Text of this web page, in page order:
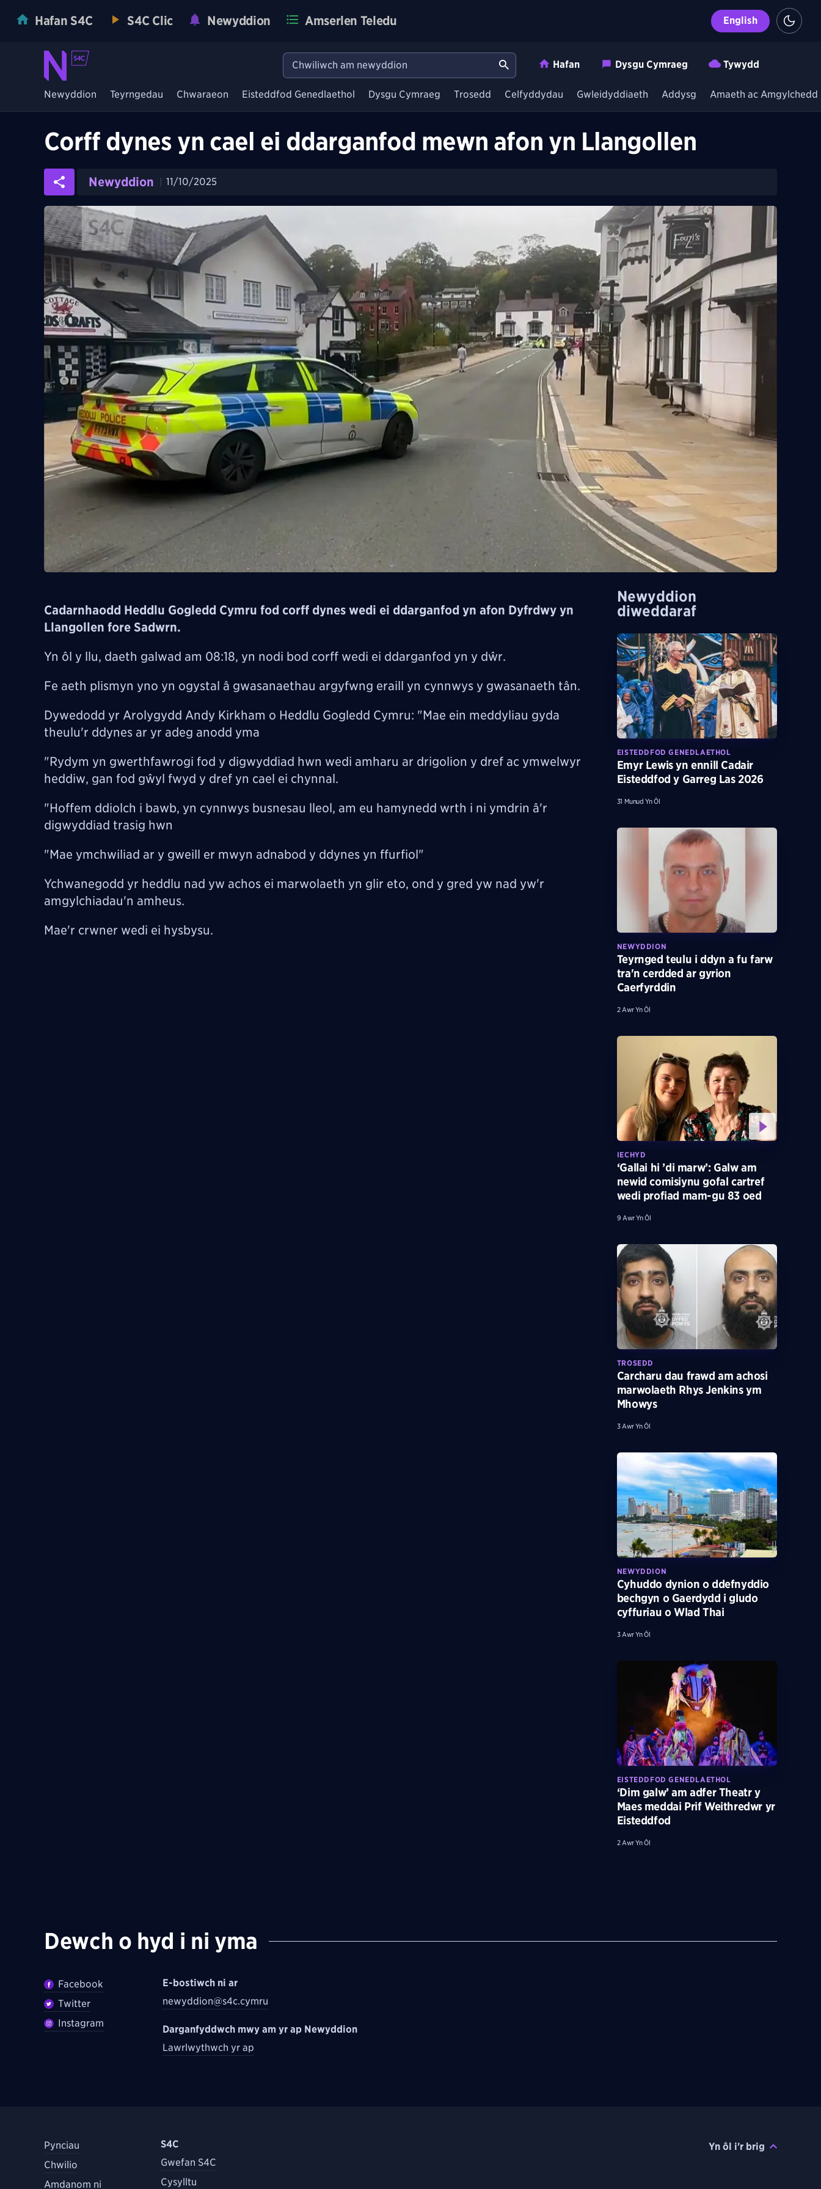
Hafan S4C S4C Clic Newyddion Amserlen Teledu English
Hafan Dysgu Cymraeg Tywydd
Newyddion Teyrngedau Chwaraeon Eisteddfod Genedlaethol Dysgu Cymraeg Trosedd Celfyddydau Gwleidyddiaeth Addysg Amaeth ac Amgylchedd
Corff dynes yn cael ei ddarganfod mewn afon yn Llangollen
Newyddion 11/10/2025
Cadarnhaodd Heddlu Gogledd Cymru fod corff dynes wedi ei ddarganfod yn afon Dyfrdwy yn
Llangollen fore Sadwrn.
Yn ôl y llu, daeth galwad am 08:18, yn nodi bod corff wedi ei ddarganfod yn y dŵr.
Fe aeth plismyn yno yn ogystal â gwasanaethau argyfwng eraill yn cynnwys y gwasanaeth tân.
Dywedodd yr Arolygydd Andy Kirkham o Heddlu Gogledd Cymru: "Mae ein meddyliau gyda
theulu'r ddynes ar yr adeg anodd yma
"Rydym yn gwerthfawrogi fod y digwyddiad hwn wedi amharu ar drigolion y dref ac ymwelwyr
heddiw, gan fod gŵyl fwyd y dref yn cael ei chynnal.
"Hoffem ddiolch i bawb, yn cynnwys busnesau lleol, am eu hamynedd wrth i ni ymdrin â'r
digwyddiad trasig hwn
"Mae ymchwiliad ar y gweill er mwyn adnabod y ddynes yn ffurfiol"
Ychwanegodd yr heddlu nad yw achos ei marwolaeth yn glir eto, ond y gred yw nad yw'r
amgylchiadau'n amheus.
Mae'r crwner wedi ei hysbysu.
Newyddion
diweddaraf
EISTEDDFOD GENEDLAETHOL
Emyr Lewis yn ennill Cadair
Eisteddfod y Garreg Las 2026
31 Munud Yn Ôl
NEWYDDION
Teyrnged teulu i ddyn a fu farw
tra'n cerdded ar gyrion
Caerfyrddin
2 Awr Yn Ôl
IECHYD
‘Gallai hi ’di marw’: Galw am
newid comisiynu gofal cartref
wedi profiad mam-gu 83 oed
9 Awr Yn Ôl
TROSEDD
Carcharu dau frawd am achosi
marwolaeth Rhys Jenkins ym
Mhowys
3 Awr Yn Ôl
NEWYDDION
Cyhuddo dynion o ddefnyddio
bechgyn o Gaerdydd i gludo
cyffuriau o Wlad Thai
3 Awr Yn Ôl
EISTEDDFOD GENEDLAETHOL
‘Dim galw’ am adfer Theatr y
Maes meddai Prif Weithredwr yr
Eisteddfod
2 Awr Yn Ôl
Dewch o hyd i ni yma
Facebook
Twitter
Instagram
E-bostiwch ni ar
newyddion@s4c.cymru
Darganfyddwch mwy am yr ap Newyddion
Lawrlwythwch yr ap
Pynciau
Chwilio
Amdanom ni
S4C
Gwefan S4C
Cysylltu
Yn ôl i'r brig